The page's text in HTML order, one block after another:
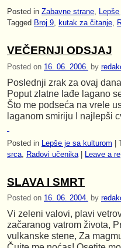
Posted in Zabavne strane,
Tagged Broj 9, kutak za čitanje,
VEČERNJI ODSJAJ
Posted on 16. 06. 2006. by
Poslednji zrak za ovaj
Poput zlatne lađe lagano
Što me podseća na vrele
laganom smiriju I najlepši
Posted in Lepše je sa kulturom |
srca Radovi učenika | Leave a
SLAVA I SMRT
Posted on 16. 06. 2004. by
Vi zeleni valovi, plavi
začaranog vatrom života,
vulkanske stene, Za